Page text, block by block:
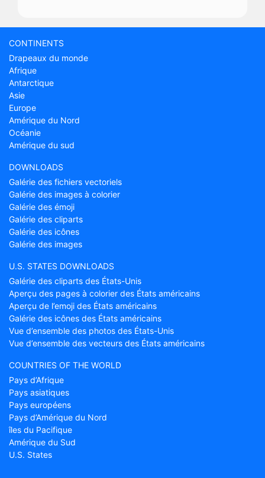
CONTINENTS
Drapeaux du monde
Afrique
Antarctique
Asie
Europe
Amérique du Nord
Océanie
Amérique du sud
DOWNLOADS
Galérie des fichiers vectoriels
Galérie des images à colorier
Galérie des émoji
Galérie des cliparts
Galérie des icônes
Galérie des images
U.S. STATES DOWNLOADS
Galérie des cliparts des États-Unis
Aperçu des pages à colorier des États américains
Aperçu de l’emoji des États américains
Galérie des icônes des États américains
Vue d’ensemble des photos des États-Unis
Vue d’ensemble des vecteurs des États américains
COUNTRIES OF THE WORLD
Pays d’Afrique
Pays asiatiques
Pays européens
Pays d’Amérique du Nord
îles du Pacifique
Amérique du Sud
U.S. States